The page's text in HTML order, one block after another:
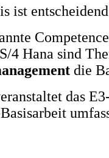
ist
4 Hana sind
die
das